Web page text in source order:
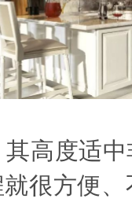
高度适
很方便